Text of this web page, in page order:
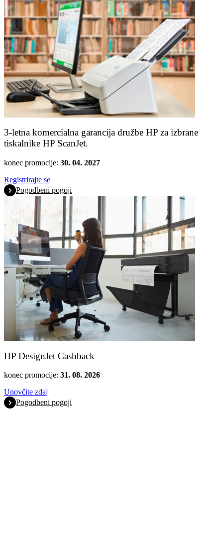
3-letna komercialna garancija družbe HP za izbrane
tiskalnike HP ScanJet.
konec promocije: 30. 04. 2027
Registrirajte se
Pogodbeni pogoji
HP DesignJet Cashback
konec promocije: 31. 08. 2026
Unovčite zdaj
Pogodbeni pogoji